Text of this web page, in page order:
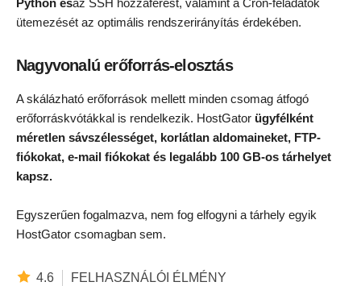
ütemezését az optimális rendszerirányítás érdekében.
Nagyvonalú erőforrás-elosztás
A skálázható erőforrások mellett minden csomag átfogó
erőforráskvótákkal is rendelkezik. HostGator ügyfélként
méretlen sávszélességet, korlátlan aldomaineket, FTP-
fiókokat, e-mail fiókokat és legalább 100 GB-os tárhelyet
kapsz.
Egyszerűen fogalmazva, nem fog elfogyni a tárhely egyik
HostGator csomagban sem.
4.6 FELHASZNÁLÓI ÉLMÉNY